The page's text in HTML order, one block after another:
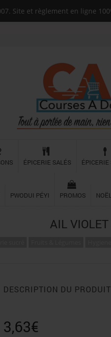
ÉPICERIE SALÉS ÉPICERIE
PWODUI PÉYI PROMOS NOËL
AIL
DESCRIPTION DU PRODUIT
3,63€
Site et règlement en ligne